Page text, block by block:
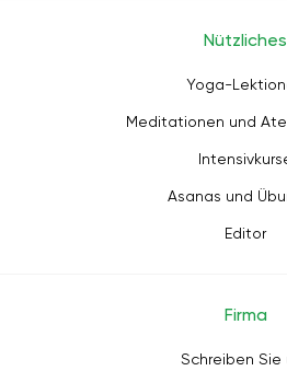
Nützliches
Yoga-
Meditationen und
Asanas und
Editor
Firma
Schreiben Sie